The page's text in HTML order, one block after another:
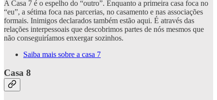
A Casa 7 é o espelho do “outro”. Enquanto a primeira casa foca no
“eu”, a sétima foca nas parcerias, no casamento e nas associações
formais. Inimigos declarados também estão aqui. É através das
relações interpessoais que descobrimos partes de nós mesmos que
não conseguiríamos enxergar sozinhos.
Saiba mais sobre a casa 7
Casa 8